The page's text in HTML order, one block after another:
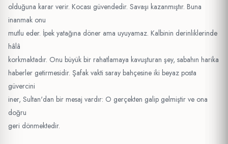
olduğuna karar verir. Kocası güvendedir. Savaşı kazanmıştır. Buna
inanmak onu
mutlu eder. İpek yatağına döner ama uyuyamaz. Kalbinin derinliklerinde
hâlâ
korkmaktadır. Onu büyük bir rahatlamaya kavuşturan şey, sabahın harika
haberler getirmesidir. Şafak vakti saray bahçesine iki beyaz posta
güvercini
iner, Sultan'dan bir mesaj vardır: O gerçekten galip gelmiştir ve ona
doğru
geri dönmektedir.